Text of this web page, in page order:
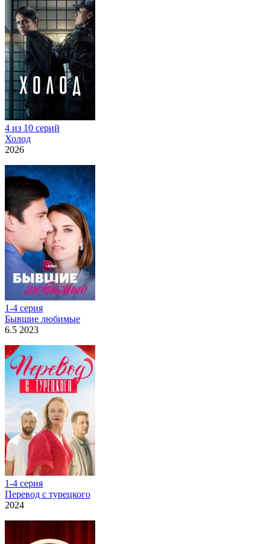
4 из 10 серий
Холод
2026
1-4 серия
Бывшие любимые
6.5 2023
1-4 серия
Перевод с турецкого
2024